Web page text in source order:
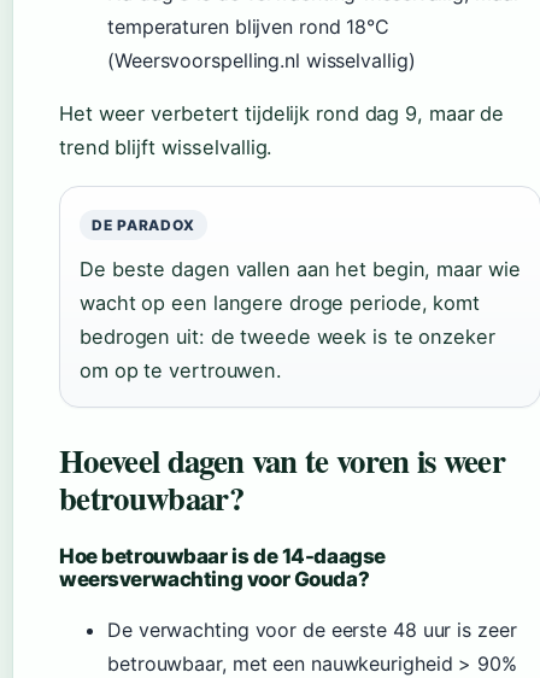
temperaturen blijven rond 18°C
(Weersvoorspelling.nl wisselvallig)
Het weer verbetert tijdelijk rond dag 9, maar de
trend blijft wisselvallig.
DE PARADOX
De beste dagen vallen aan het begin, maar wie
wacht op een langere droge periode, komt
bedrogen uit: de tweede week is te onzeker
om op te vertrouwen.
Hoeveel dagen van te voren is weer
betrouwbaar?
Hoe betrouwbaar is de 14-daagse
weersverwachting voor Gouda?
De verwachting voor de eerste 48 uur is zeer
betrouwbaar, met een nauwkeurigheid > 90%